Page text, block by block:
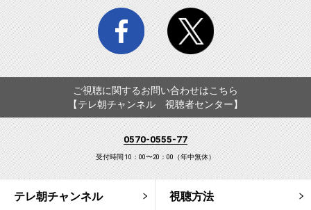
facebook twitter
ご視聴に関するお問い合わせはこちら
【テレ朝チャンネル 視聴者センター】
0570-0555-77
受付時間 10：00〜20：00（年中無休）
テレ朝チャンネル 視聴方法